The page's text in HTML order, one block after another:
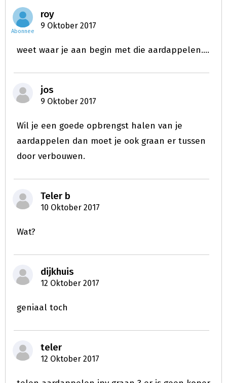
Abonnee
roy
9 Oktober 2017
weet waar je aan begin met die aardappelen....
jos
9 Oktober 2017
Wil je een goede opbrengst halen van je
aardappelen dan moet je ook graan er tussen
door verbouwen.
Teler b
10 Oktober 2017
Wat?
dijkhuis
12 Oktober 2017
geniaal toch
teler
12 Oktober 2017